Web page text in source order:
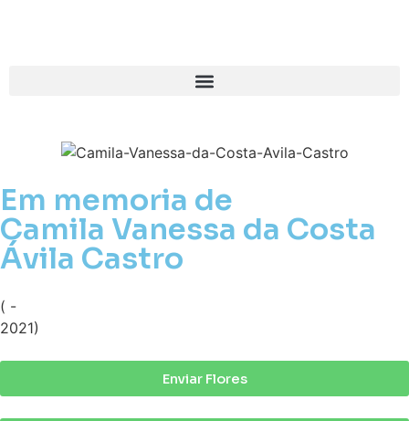
Em memoria de
Camila Vanessa da Costa
Ávila Castro
( -
2021)
Enviar Flores